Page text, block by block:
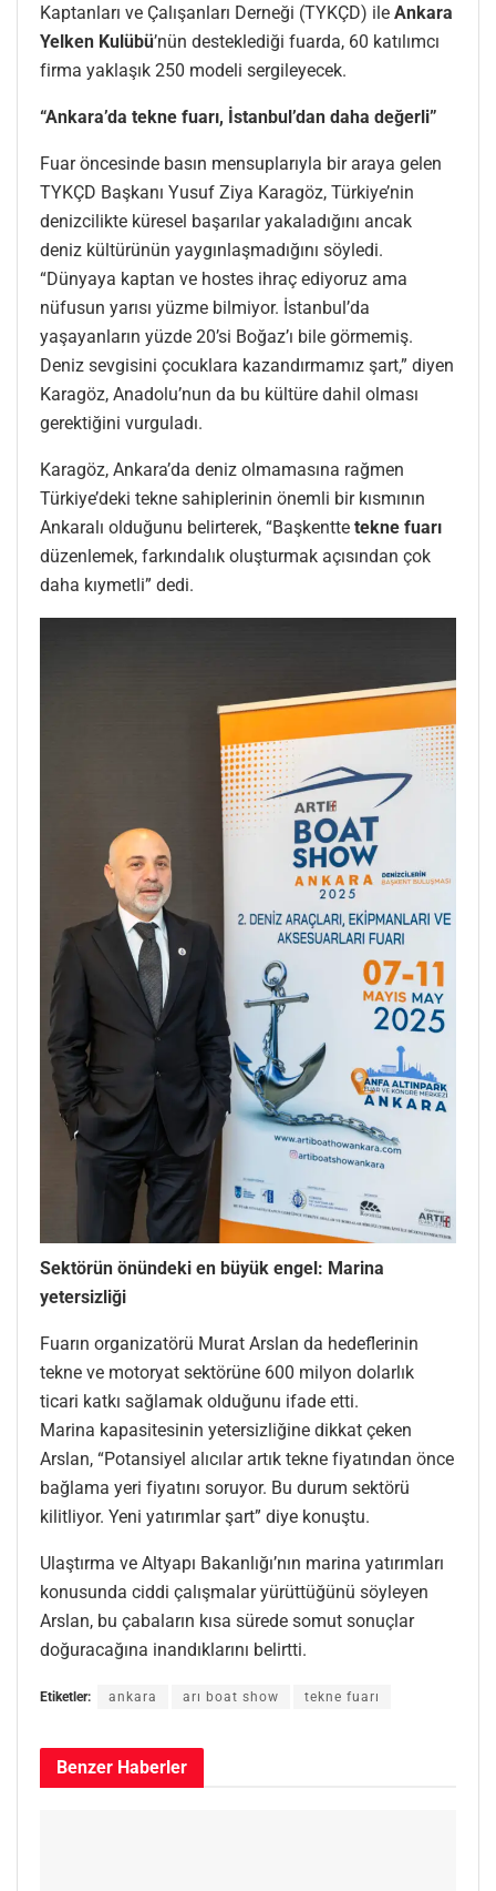
Kaptanları ve Çalışanları Derneği (TYKÇD) ile Ankara
Yelken Kulübü’nün desteklediği fuarda, 60 katılımcı
firma yaklaşık 250 modeli sergileyecek.
“Ankara’da tekne fuarı, İstanbul’dan daha değerli”
Fuar öncesinde basın mensuplarıyla bir araya gelen
TYKÇD Başkanı Yusuf Ziya Karagöz, Türkiye’nin
denizcilikte küresel başarılar yakaladığını ancak
deniz kültürünün yaygınlaşmadığını söyledi.
“Dünyaya kaptan ve hostes ihraç ediyoruz ama
nüfusun yarısı yüzme bilmiyor. İstanbul’da
yaşayanların yüzde 20’si Boğaz’ı bile görmemiş.
Deniz sevgisini çocuklara kazandırmamız şart,” diyen
Karagöz, Anadolu’nun da bu kültüre dahil olması
gerektiğini vurguladı.
Karagöz, Ankara’da deniz olmamasına rağmen
Türkiye’deki tekne sahiplerinin önemli bir kısmının
Ankaralı olduğunu belirterek, “Başkentte tekne fuarı
düzenlemek, farkındalık oluşturmak açısından çok
daha kıymetli” dedi.
Sektörün önündeki en büyük engel: Marina
yetersizliği
Fuarın organizatörü Murat Arslan da hedeflerinin
tekne ve motoryat sektörüne 600 milyon dolarlık
ticari katkı sağlamak olduğunu ifade etti.
Marina kapasitesinin yetersizliğine dikkat çeken
Arslan, “Potansiyel alıcılar artık tekne fiyatından önce
bağlama yeri fiyatını soruyor. Bu durum sektörü
kilitliyor. Yeni yatırımlar şart” diye konuştu.
Ulaştırma ve Altyapı Bakanlığı’nın marina yatırımları
konusunda ciddi çalışmalar yürüttüğünü söyleyen
Arslan, bu çabaların kısa sürede somut sonuçlar
doğuracağına inandıklarını belirtti.
Etiketler: ankara arı boat show tekne fuarı
Benzer Haberler